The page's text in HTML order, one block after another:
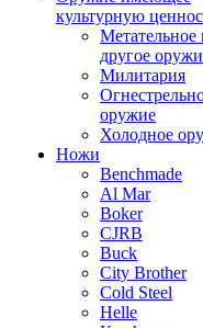
культурную
Метательное
другое
Милитария
оружие
Холодное
Ножи
Benchmade
Al Mar
Boker
CJRB
Buck
City Brother
Cold Steel
Helle